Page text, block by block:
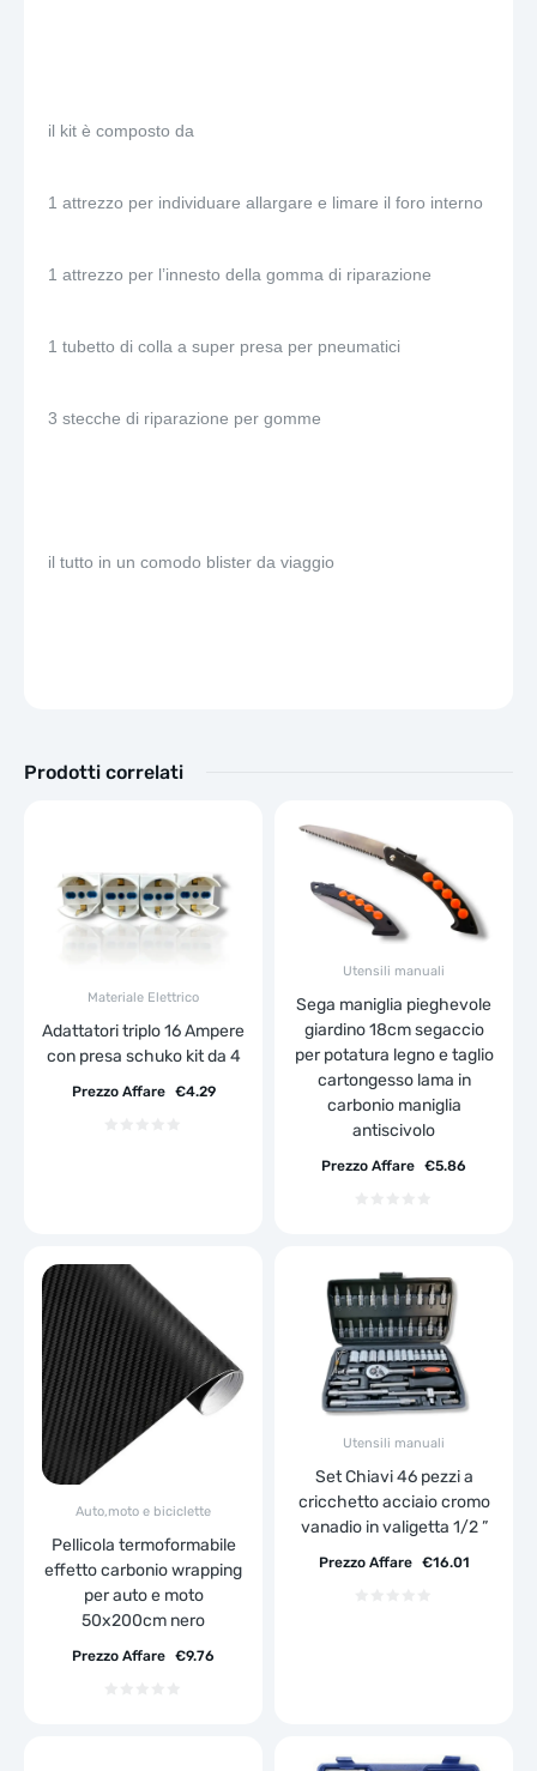
il kit è composto da
1 attrezzo per individuare allargare e limare il foro interno
1 attrezzo per l’innesto della gomma di riparazione
1 tubetto di colla a super presa per pneumatici
3 stecche di riparazione per gomme
il tutto in un comodo blister da viaggio
Prodotti correlati
Materiale Elettrico
Adattatori triplo 16 Ampere
con presa schuko kit da 4
€4.29
Prezzo Affare
Utensili manuali
Sega maniglia pieghevole
giardino 18cm segaccio
per potatura legno e taglio
cartongesso lama in
carbonio maniglia
antiscivolo
€5.86
Prezzo Affare
Auto,moto e biciclette
Pellicola termoformabile
effetto carbonio wrapping
per auto e moto
50x200cm nero
€9.76
Prezzo Affare
Utensili manuali
Set Chiavi 46 pezzi a
cricchetto acciaio cromo
vanadio in valigetta 1/2 ”
€16.01
Prezzo Affare